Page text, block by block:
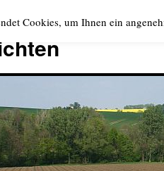
Cookies, um Ihnen ein